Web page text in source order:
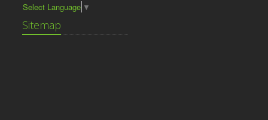
Select Language ▼
Sitemap